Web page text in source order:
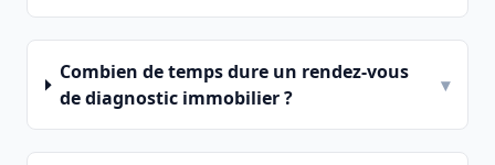
Combien de temps dure un rendez-vous
de diagnostic immobilier ?
▾